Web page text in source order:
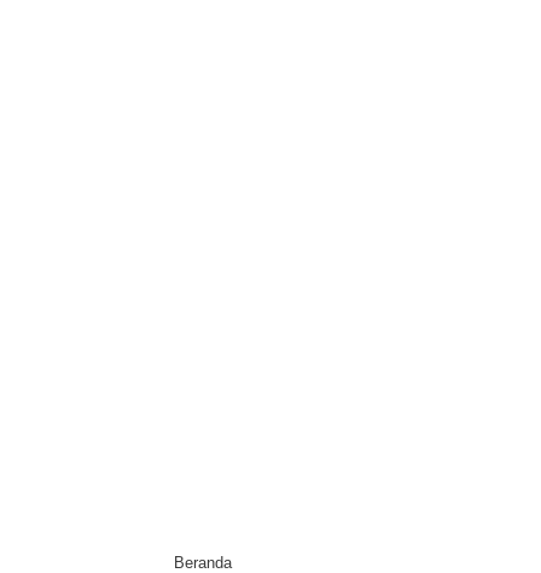
Beranda